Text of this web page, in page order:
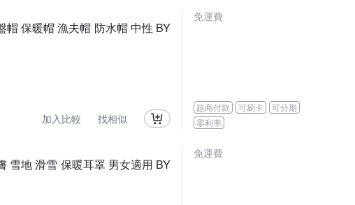
帽 保暖帽 漁夫帽 防水帽 中性 BY
加入比較 找相似
免運費
超商付款 可刷卡
可分期
零利率
雪地 滑雪 保暖耳罩 男女適用 BY
免運費